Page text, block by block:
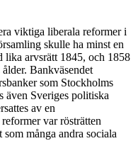
viktiga liberala reformer i
skulle ha minst en
lika arvsrätt 1845, och 1858
Bankväsendet
som Stockholms
även Sveriges politiska
av en
var rösträtten
många andra sociala